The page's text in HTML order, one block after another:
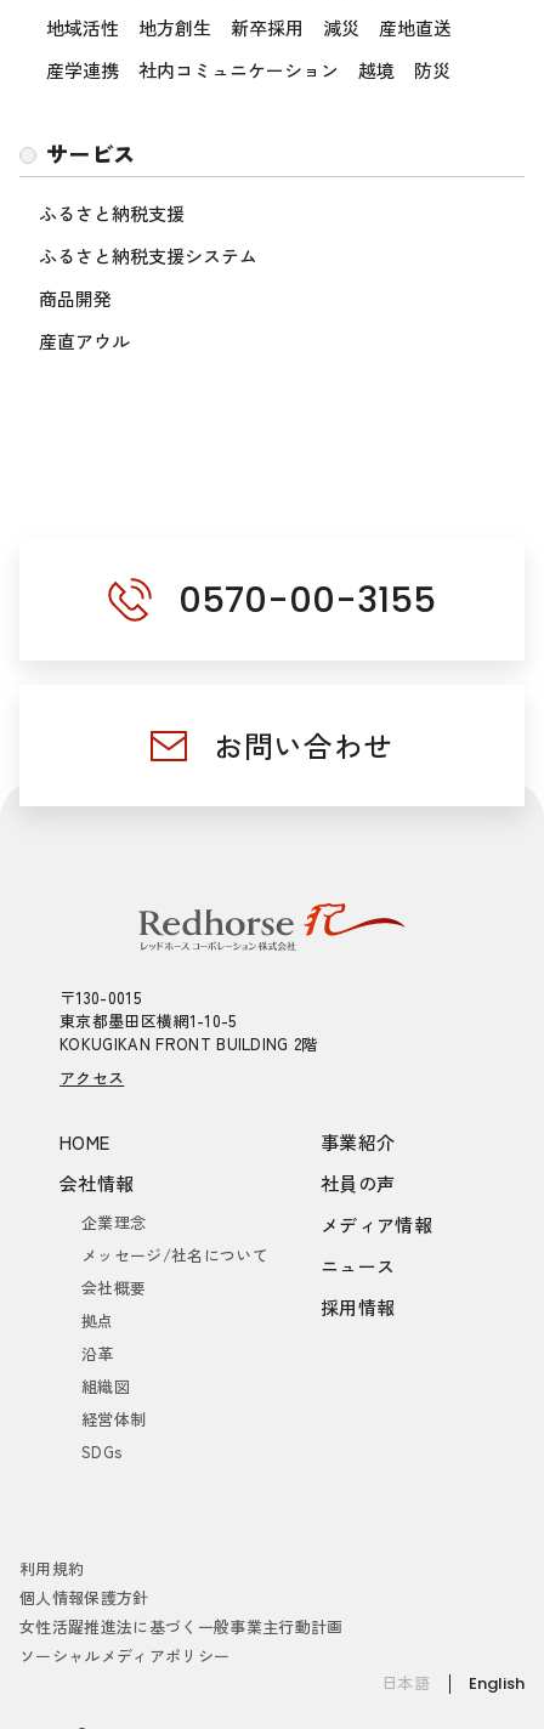
地域活性
地方創生 新卒採用 減災
産地直送
産学連携
社内コミュニケーション 越境 防災
サービス
ふるさと納税支援
ふるさと納税支援システム
商品開発
産直アウル
0570-00-3155
お問い合わせ
〒130-0015
東京都墨田区横網1-10-5
KOKUGIKAN FRONT BUILDING 2階
アクセス
HOME
会社情報
企業理念
メッセージ/社名について
会社概要
拠点
沿革
組織図
経営体制
SDGs
事業紹介
社員の声
メディア情報
ニュース
採用情報
利用規約
個人情報保護方針
女性活躍推進法に基づく一般事業主行動計画
ソーシャルメディアポリシー
日本語
English